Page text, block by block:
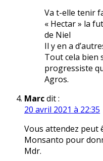
Va t-elle tenir
« Hectar » la
de Niel
Il y en a
Tout cela bien
progressiste
Agros.
Marcdit :
20 avril 2021 à 22:35
Vous attendez peut
Monsanto pour
Mdr.